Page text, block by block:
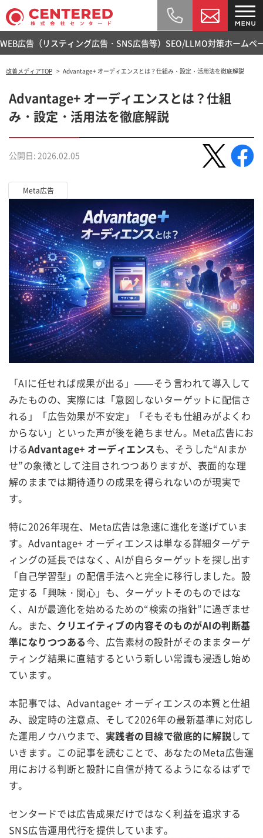
WEB広告（リスティング広告・SNS広告等） SEO/LLMO対策ホームペ
改善メディアTOP Advantage+ オーディエンスとは？仕組み・設定・活用法を徹底解説
Advantage+ オーディエンスとは？仕組
み・設定・活用法を徹底解説
公開日: 2026.02.05
Meta広告
「AIに任せれば成果が出る」——そう言われて導入して
みたものの、実際には「意図しないターゲットに配信さ
れる」「広告効果が不安定」「そもそも仕組みがよくわ
からない」といった声が後を絶ちません。Meta広告にお
けるAdvantage+ オーディエンスも、そうした“AIまか
せ”の象徴として注目されつつありますが、表面的な理
解のままでは期待通りの成果を得られないのが現実で
す。
特に2026年現在、Meta広告は急速に進化を遂げていま
す。Advantage+ オーディエンスは単なる詳細ターゲテ
ィングの延長ではなく、AIが自らターゲットを探し出す
「自己学習型」の配信手法へと完全に移行しました。設
定する「興味・関心」も、ターゲットそのものではな
く、AIが最適化を始めるための“検索の指針”に過ぎませ
ん。また、 クリエイティブの内容そのものがAIの判断基
準になりつつある今、広告素材の設計がそのままターゲ
ティング結果に直結するという新しい常識も浸透し始め
ています。
本記事では、Advantage+ オーディエンスの本質と仕組
み、設定時の注意点、そして2026年の最新基準に対応し
た運用ノウハウまで、 実践者の目線で徹底的に解説して
いきます。この記事を読むことで、あなたのMeta広告運
用における判断と設計に自信が持てるようになるはずで
す。
センタードでは広告成果だけではなく利益を追求する
SNS広告運用代行を提供しています。